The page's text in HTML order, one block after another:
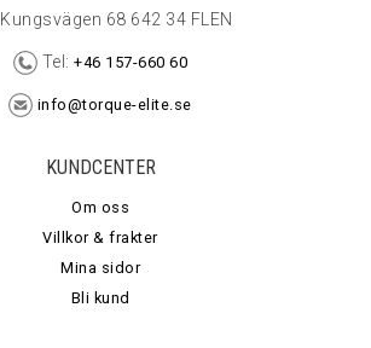
Kungsvägen 68 642 34 FLEN
Tel: +46 157-660 60
info@torque-elite.se
KUNDCENTER
Om oss
Villkor & frakter
Mina sidor
Bli kund